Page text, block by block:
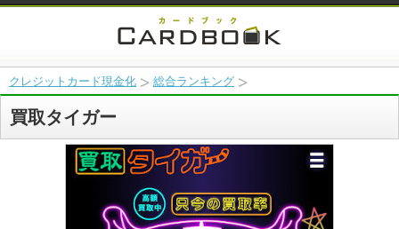
クレジットカード現金化 総合ランキング
買取タイガー